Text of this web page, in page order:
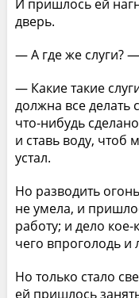
И пришлось ей
дверь.
— А где же слуги?
— Какие такие
должна все делать
что-нибудь
и ставь воду, чтоб
устал.
Но разводить
не умела, и
работу; и дело
чего впроголодь и
Но только стало
ей пришлось